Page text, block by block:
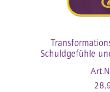
Schuldgefühle